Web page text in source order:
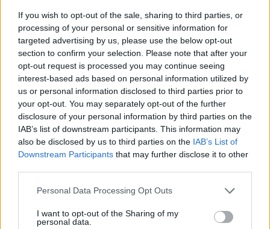
If you wish to opt-out of the sale, sharing to third parties, or
processing of your personal or sensitive information for
targeted advertising by us, please use the below opt-out
section to confirm your selection. Please note that after your
opt-out request is processed you may continue seeing
interest-based ads based on personal information utilized by
us or personal information disclosed to third parties prior to
your opt-out. You may separately opt-out of the further
disclosure of your personal information by third parties on the
IAB’s list of downstream participants. This information may
also be disclosed by us to third parties on the IAB’s List of
Downstream Participants that may further disclose it to other
Personal Data Processing Opt Outs
I want to opt-out of the Sharing of my
personal data.
η αναβάθμιση αυτή σημαίνει καλύτερες υπηρεσίες
για τους νησιώτες και τους τουρίστες, διευκόλυνση
του εμπορίου, περισσότερα έσοδα για το Δημόσιο,
ανάπτυξη και θέσεις εργασίας».